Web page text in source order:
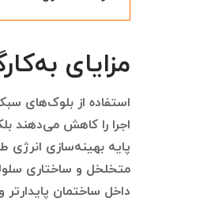
مزایای
اجرا را کاهش می‌دهند
پایه بهینه‌سازی
متخلخل و ساختاری
داخل ساختمان